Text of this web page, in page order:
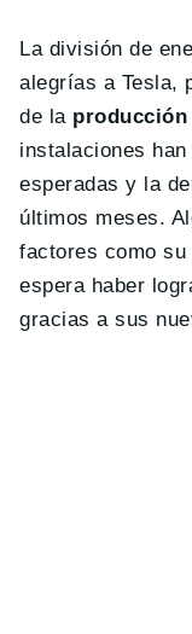
La división de
alegrías a Tesla,
de la producción
instalaciones
esperadas y la
últimos meses.
factores como su
espera haber
gracias a sus